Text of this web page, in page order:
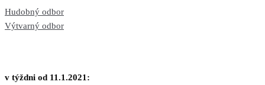
Hudobný odbor
Výtvarný odbor
v týždni od 11.1.2021: